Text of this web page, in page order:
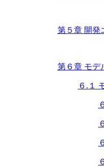
第５章 開発
第６章 モデ
６.１